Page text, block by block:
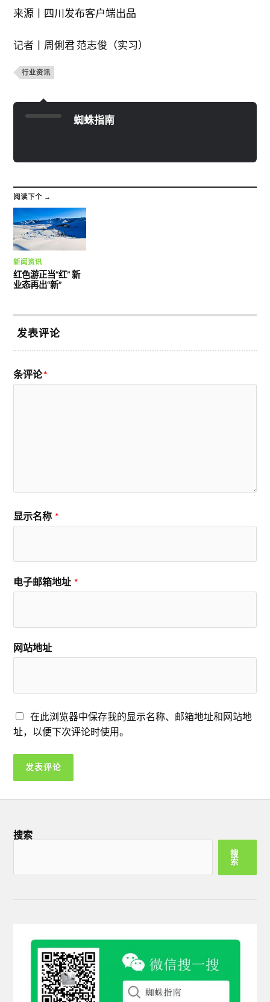
来源丨四川发布客户端出品
记者丨周俐君 范志俊（实习）
行业资讯
蜘蛛指南
阅读下个 →
新闻资讯
红色游正当“红” 新
业态再出“新”
发表评论
条评论*
显示名称 *
电子邮箱地址 *
网站地址
在此浏览器中保存我的显示名称、邮箱地址和网站地
址，以便下次评论时使用。
搜索
搜
索